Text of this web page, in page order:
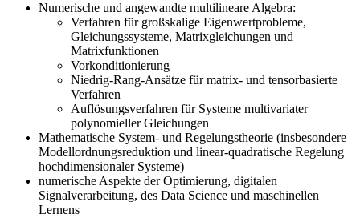
Numerische und angewandte multilineare Algebra:
Verfahren für großskalige Eigenwertprobleme,
Gleichungssysteme, Matrixgleichungen und
Matrixfunktionen
Vorkonditionierung
Niedrig-Rang-Ansätze für matrix- und tensorbasierte
Verfahren
Auflösungsverfahren für Systeme multivariater
polynomieller Gleichungen
Mathematische System- und Regelungstheorie (insbesondere
Modellordnungsreduktion und linear-quadratische Regelung
hochdimensionaler Systeme)
numerische Aspekte der Optimierung, digitalen
Signalverarbeitung, des Data Science und maschinellen
Lernens